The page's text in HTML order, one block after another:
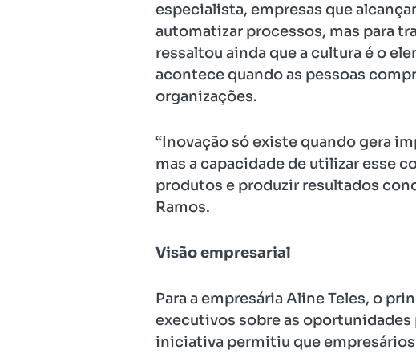
especialista, empresas que
automatizar processos, mas para
ressaltou ainda que a cultura é o
acontece quando as pessoas
organizações.
“Inovação só existe quando gera
mas a capacidade de utilizar esse
produtos e produzir resultados
Ramos.
Visão empresarial
Para a empresária Aline Teles, o
executivos sobre as oportunidades
iniciativa permitiu que